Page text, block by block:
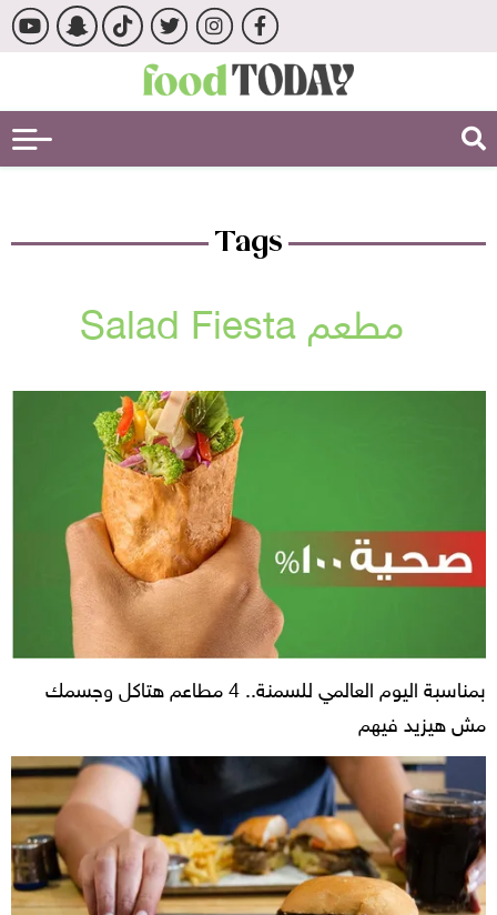
Tags
مطعم Salad Fiesta
بمناسبة اليوم العالمي للسمنة.. 4 مطاعم هتاكل وجسمك
مش هيزيد فيهم